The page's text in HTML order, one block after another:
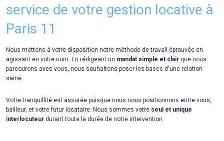
service de votre gestion locative à
Paris 11
Nous mettons à votre disposition notre méthode de travail éprouvée en
agissant en votre nom. En rédigeant un mandat simple et clair que nous
parcourons avec vous, nous souhaitons poser les bases d'une relation
saine.
Votre tranquillité est assurée puisque nous nous positionnons entre vous,
bailleur, et votre futur locataire. Nous sommes votre seul et unique
interlocuteur durant toute la durée de notre intervention.